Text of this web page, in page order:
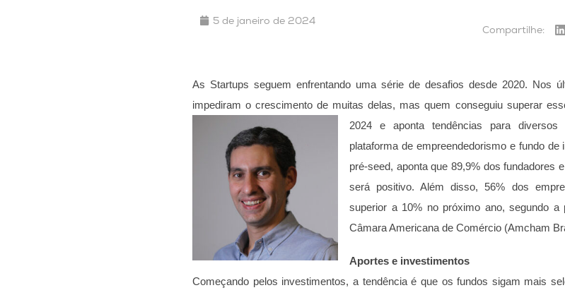
5 de janeiro de 2024
Compartilhe:
As Startups seguem enfrentando uma série de desafios desde 2020. Nos
impediram o crescimento de muitas delas, mas quem conseguiu superar
2024 e aponta tendências para diversos
plataforma de empreendedorismo e fundo
pré-seed, aponta que 89,9% dos fundadores
será positivo. Além disso, 56% dos
superior a 10% no próximo ano, segundo a
Câmara Americana de Comércio (Amcham
Aportes e investimentos
Começando pelos investimentos, a tendência é que os fundos sigam mais